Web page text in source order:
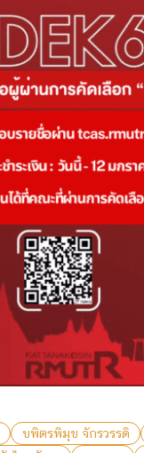
บพิตรพิมุข จักรวรรดิ